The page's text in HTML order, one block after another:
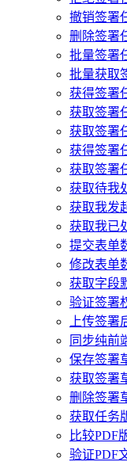
撤销签署
删除签署
批量签署
批量获取
获得签署
获取签署
获取签署
获得签署
获取签署
获取待我
获取我发
获取我已
提交表单
修改表单
获取字段
验证签署
上传签署
同步纯前
保存签署
获取签署
删除签署
获取任务
比较PDF
验证PDF